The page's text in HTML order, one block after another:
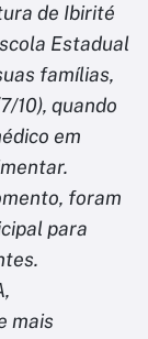
de Ibirité
Estadual
famílias,
10), quando
em
foram
para
mais